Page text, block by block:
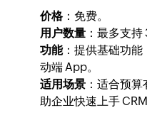
价格：免费。
用户数量 ：最多支持
功能：提供基础功能
动端 App。
适用场景 ：适合预
助企业快速上手 CRM